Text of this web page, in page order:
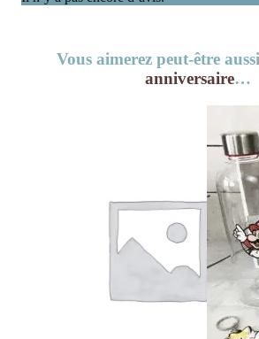
Vous aimerez peut-être
anniversaire…